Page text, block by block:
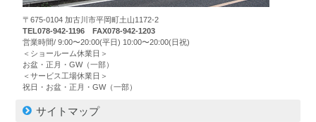
〒675-0104 加古川市平岡町土山1172-2
TEL078-942-1196 FAX078-942-1203
営業時間/ 9:00〜20:00(平日) 10:00〜20:00(日祝)
＜ショールーム休業日＞
お盆・正月・GW（一部）
＜サービス工場休業日＞
祝日・お盆・正月・GW（一部）
サイトマップ